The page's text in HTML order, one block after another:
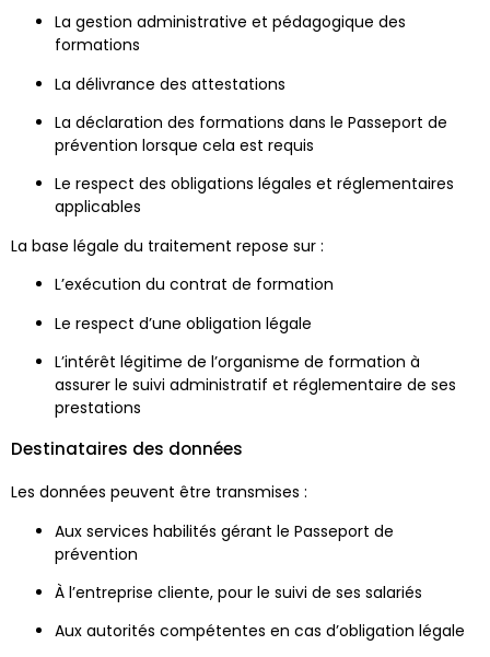
La gestion administrative et pédagogique des
formations
La délivrance des attestations
La déclaration des formations dans le Passeport de
prévention lorsque cela est requis
Le respect des obligations légales et réglementaires
applicables
La base légale du traitement repose sur :
L’exécution du contrat de formation
Le respect d’une obligation légale
L’intérêt légitime de l’organisme de formation à
assurer le suivi administratif et réglementaire de ses
prestations
Destinataires des données
Les données peuvent être transmises :
Aux services habilités gérant le Passeport de
prévention
À l’entreprise cliente, pour le suivi de ses salariés
Aux autorités compétentes en cas d’obligation légale